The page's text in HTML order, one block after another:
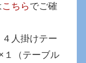
こちらでご確
人掛けテー
１（テーブル